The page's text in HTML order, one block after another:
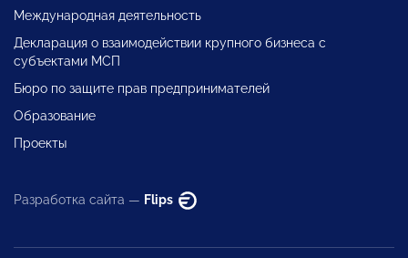
Международная деятельность
Декларация о взаимодействии крупного бизнеса с
субъектами МСП
Бюро по защите прав предпринимателей
Образование
Проекты
Разработка сайта — Flips